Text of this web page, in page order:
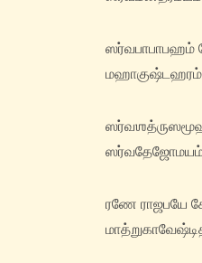
ஸர்வபாபாபஹம்
ஸர்வதேஜோமயம்
ரணே ராஜபயே